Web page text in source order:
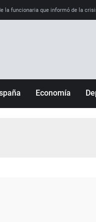
la funcionaria que informó de la
Economía